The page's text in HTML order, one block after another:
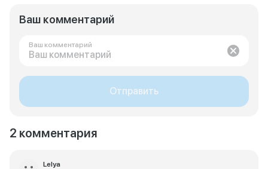
Ваш комментарий
Ваш комментарий
Отправить
2 комментария
Lelya